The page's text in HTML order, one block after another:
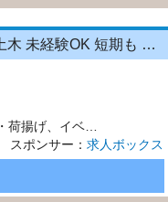
搬入・荷揚げ/イベント設営/建築・土木 未経験OK 短期も 日払いも週払いもシフトも自由 資材搬入
スポンサー： 求人ボックス